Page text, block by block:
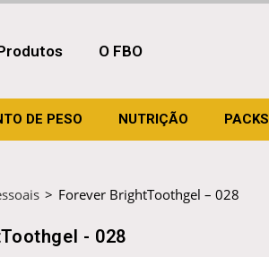
O FBO
DE PESO NUTRIÇÃO PACKS
> Forever BrightToothgel – 028
- 028